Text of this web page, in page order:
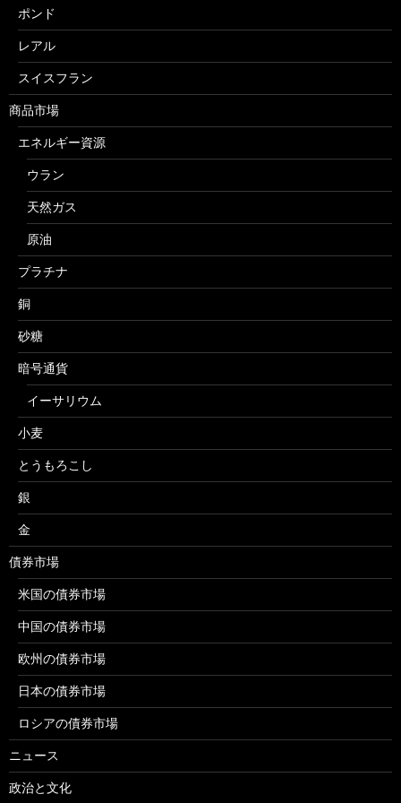
ポンド
レアル
スイスフラン
商品市場
エネルギー資源
ウラン
天然ガス
原油
プラチナ
銅
砂糖
暗号通貨
イーサリウム
小麦
とうもろこし
銀
金
債券市場
米国の債券市場
中国の債券市場
欧州の債券市場
日本の債券市場
ロシアの債券市場
ニュース
政治と文化